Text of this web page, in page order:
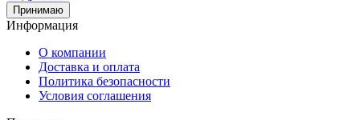
Принимаю
Информация
О компании
Доставка и оплата
Политика безопасности
Условия соглашения